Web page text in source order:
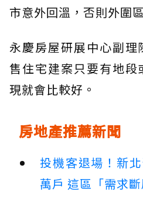
市意外回溫，否則外圍
永慶房屋研展中心副理
售住宅建案只要有地
現就會比較好。
房地產推薦新聞
投機客退場！新
萬戶 這區「需求